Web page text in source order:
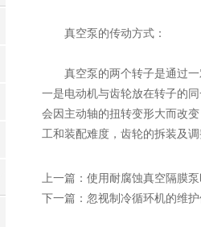
真空泵的传动方式：
真空泵的两个转子是通过一
一是电动机与齿轮放在转子的
会因主动轴的扭转变形大而改
工和装配难度，齿轮的拆装及
上一篇： 使用耐腐蚀真空隔膜
下一篇： 忽视制冷循环机的维